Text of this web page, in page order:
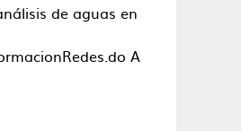
de aguas en
A